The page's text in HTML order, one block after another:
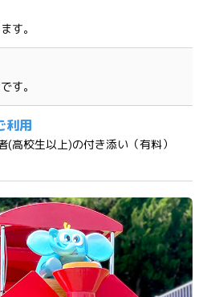
す。
す。
高校生以上)の付き添い（有料）